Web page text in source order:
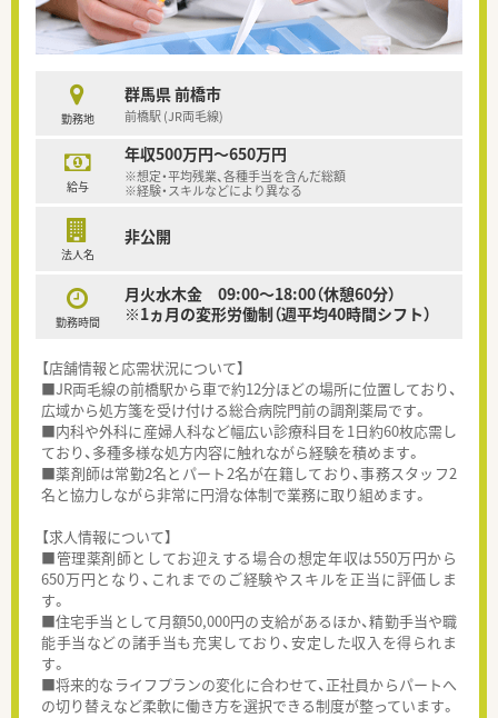
勤務地
群馬県 前橋市
前橋駅 (JR両毛線)
給与
年収500万円～650万円
※想定・平均残業、各種手当を含んだ総額
※経験・スキルなどにより異なる
法人名
非公開
勤務時間
月火水木金 09:00～18:00（休憩60分）
※1ヵ月の変形労働制（週平均40時間シフト）
【店舗情報と応需状況について】
■JR両毛線の前橋駅から車で約12分ほどの場所に位置しており、
広域から処方箋を受け付ける総合病院門前の調剤薬局です。
■内科や外科に産婦人科など幅広い診療科目を1日約60枚応需し
ており、多種多様な処方内容に触れながら経験を積めます。
■薬剤師は常勤2名とパート2名が在籍しており、事務スタッフ2
名と協力しながら非常に円滑な体制で業務に取り組めます。
【求人情報について】
■管理薬剤師としてお迎えする場合の想定年収は550万円から
650万円となり、これまでのご経験やスキルを正当に評価しま
す。
■住宅手当として月額50,000円の支給があるほか、精勤手当や職
能手当などの諸手当も充実しており、安定した収入を得られま
す。
■将来的なライフプランの変化に合わせて、正社員からパートへ
の切り替えなど柔軟に働き方を選択できる制度が整っています。